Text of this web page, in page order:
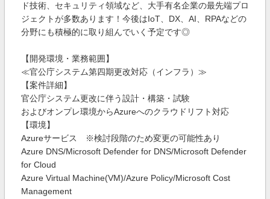
ド技術、セキュリティ領域など、大手有名企業の最先端プロ
ジェクトが多数あります！今後はIoT、DX、AI、RPAなどの
分野にも積極的に取り組んでいく予定です◎
【開発環境・業務範囲】
≪官公庁システム第四期更改対応（インフラ）≫
【案件詳細】
官公庁システム更改に伴う設計・構築・試験
およびオンプレ環境からAzureへのクラウドリフト対応
【環境】
Azureサービス ※検討段階のため変更の可能性あり
Azure DNS/Microsoft Defender for DNS/Microsoft Defender
for Cloud
Azure Virtual Machine(VM)/Azure Policy/Microsoft Cost
Management